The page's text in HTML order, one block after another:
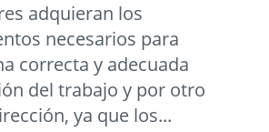
adquieran los
necesarios para
correcta y adecuada
del trabajo y por otro
ya que los...